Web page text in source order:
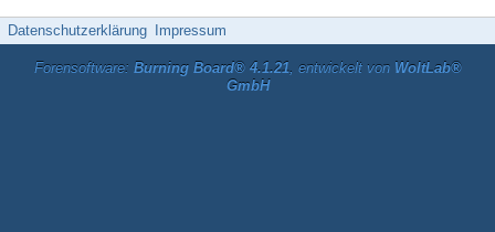
Datenschutzerklärung Impressum
Forensoftware: Burning Board® 4.1.21, entwickelt von WoltLab®
GmbH